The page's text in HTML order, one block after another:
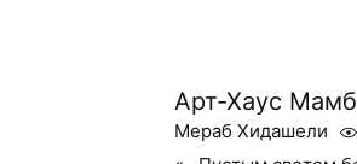
Арт-Хаус
Мераб Хидашели